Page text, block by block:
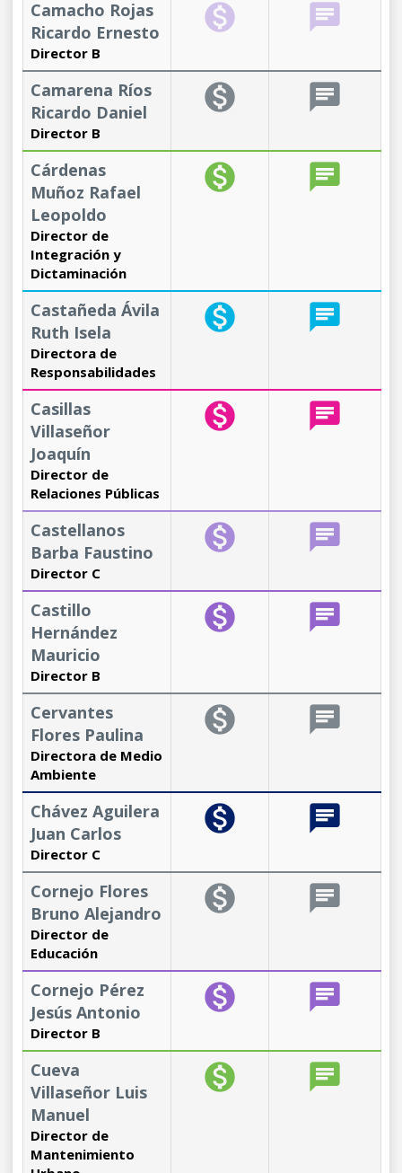
Camacho Rojas
Ricardo Ernesto
Director B
monetization_on chat
Camarena Ríos
Ricardo Daniel
Director B
monetization_on chat
Cárdenas
Muñoz Rafael
Leopoldo
Director de
Integración y
Dictaminación
monetization_on chat
Castañeda Ávila
Ruth Isela
Directora de
Responsabilidades
monetization_on chat
Casillas
Villaseñor
Joaquín
Director de
Relaciones Públicas
monetization_on chat
Castellanos
Barba Faustino
Director C
monetization_on chat
Castillo
Hernández
Mauricio
Director B
monetization_on chat
Cervantes
Flores Paulina
Directora de Medio
Ambiente
monetization_on chat
Chávez Aguilera
Juan Carlos
Director C
monetization_on chat
Cornejo Flores
Bruno Alejandro
Director de
Educación
monetization_on chat
Cornejo Pérez
Jesús Antonio
Director B
monetization_on chat
Cueva
Villaseñor Luis
Manuel
Director de
Mantenimiento
monetization_on chat